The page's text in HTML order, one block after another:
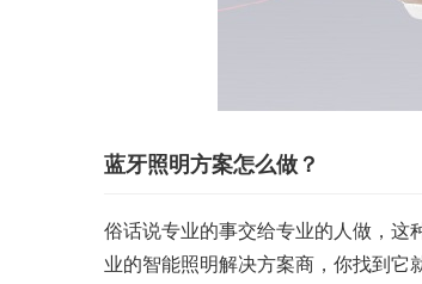
蓝牙照明方案怎么做？
俗话说专业的事交给专业的人做，这
业的智能照明解决方案商，你找到它